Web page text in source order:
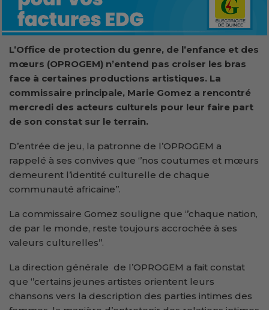
L’Office de protection du genre, de l’enfance et des
mœurs (OPROGEM) n’entend pas croiser les bras
face à certaines productions artistiques. La
commissaire principale, Marie Gomez a rencontré
mercredi des acteurs culturels pour leur faire part
de son constat sur le terrain.
D’entrée de jeu, la patronne de l’OPROGEM a
rappelé à ses convives que ‘’nos coutumes et mœurs
demeurent l’identité culturelle de chaque
communauté africaine’’.
La commissaire Gomez souligne que ‘’chaque nation,
de par le monde, reste toujours accrochée à ses
valeurs culturelles’’.
La direction générale de l’OPROGEM a fait constat
que ‘’certains jeunes artistes orientent leurs
chansons vers la description des parties intimes des